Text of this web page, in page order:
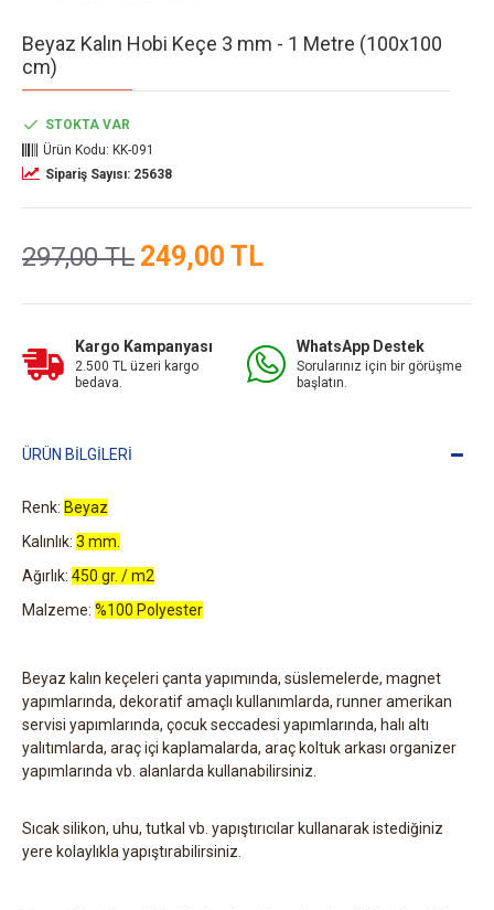
Beyaz Kalın Hobi Keçe 3 mm - 1 Metre (100x100
cm)
249,00 TL
297,00 TL
STOKTA VAR
Ürün Kodu: KK-091
Sipariş Sayısı: 25638
Kargo Kampanyası
2.500 TL üzeri kargo
bedava.
WhatsApp Destek
Sorularınız için bir görüşme
başlatın.
ÜRÜN BILGILERI
Renk: Beyaz
Kalınlık: 3 mm.
Ağırlık: 450 gr. / m2
Malzeme: %100 Polyester
Beyaz kalın keçeleri çanta yapımında, süslemelerde, magnet
yapımlarında, dekoratif amaçlı kullanımlarda, runner amerikan
servisi yapımlarında, çocuk seccadesi yapımlarında, halı altı
yalıtımlarda, araç içi kaplamalarda, araç koltuk arkası organizer
yapımlarında vb. alanlarda kullanabilirsiniz.
Sıcak silikon, uhu, tutkal vb. yapıştırıcılar kullanarak istediğiniz
yere kolaylıkla yapıştırabilirsiniz.